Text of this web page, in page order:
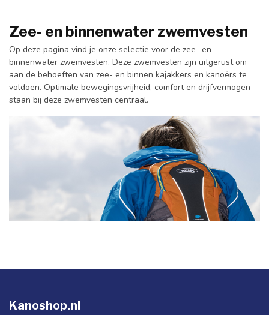
Zee- en binnenwater zwemvesten
Op deze pagina vind je onze selectie voor de zee- en
binnenwater zwemvesten. Deze zwemvesten zijn uitgerust om
aan de behoeften van zee- en binnen kajakkers en kanoërs te
voldoen. Optimale bewegingsvrijheid, comfort en drijfvermogen
staan bij deze zwemvesten centraal.
Kanoshop.nl